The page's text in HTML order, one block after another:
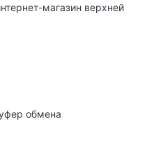
магазин верхней
обмена